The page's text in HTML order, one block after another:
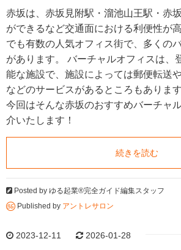
赤坂は、赤坂見附駅・溜池山王駅・赤
ができるなど交通面における利便性が
でも有数の人気オフィス街で、多くの
があります。 バーチャルオフィスは、
能な施設で、施設によっては郵便転送
などのサービスがあるところもあります
今回はそんな赤坂のおすすめバーチャ
介いたします！
続きを読む
Posted by ゆる起業®完全ガイド編集スタッフ
Published by アントレサロン
2023-12-11 2026-01-28